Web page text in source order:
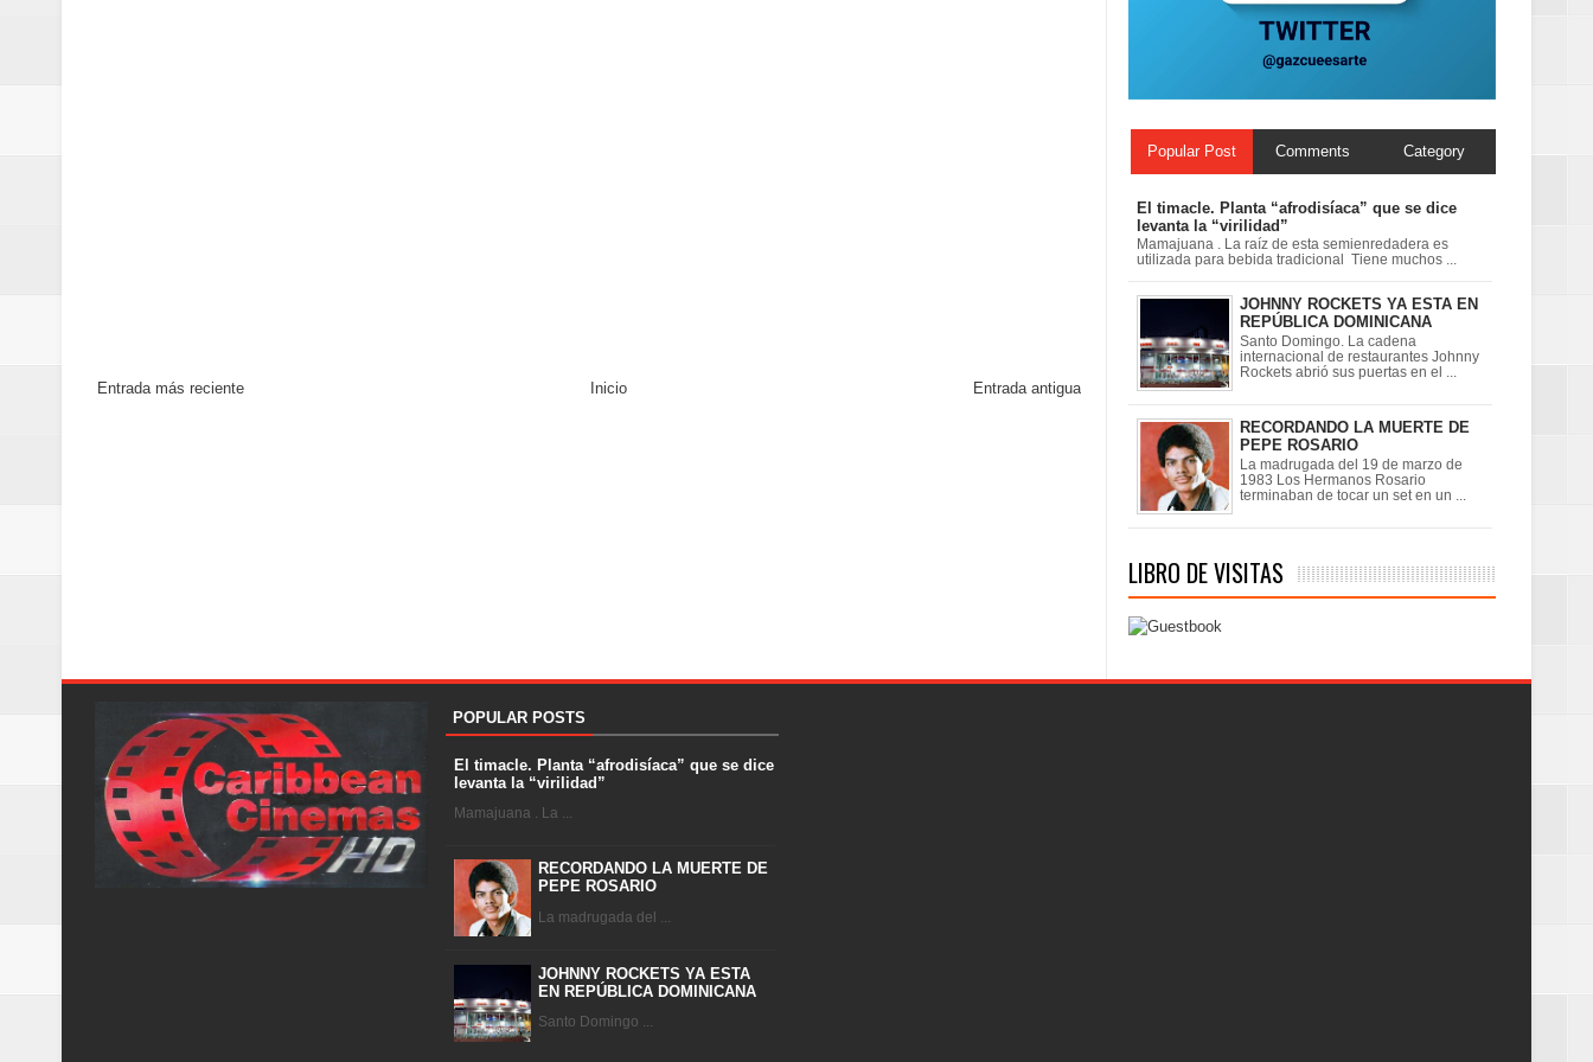
Entrada más reciente Entrada antigua
Inicio
Popular Post Comments Category
El timacle. Planta “afrodisíaca” que se dice
levanta la “virilidad”
Mamajuana . La raíz de esta semienredadera es
utilizada para bebida tradicional Tiene muchos ...
JOHNNY ROCKETS YA ESTA EN
REPÚBLICA DOMINICANA
Santo Domingo. La cadena
internacional de restaurantes Johnny
Rockets abrió sus puertas en el ...
RECORDANDO LA MUERTE DE
PEPE ROSARIO
La madrugada del 19 de marzo de
1983 Los Hermanos Rosario
terminaban de tocar un set en un ...
LIBRO DE VISITAS
POPULAR POSTS
El timacle. Planta “afrodisíaca” que se dice
levanta la “virilidad”
Mamajuana . La ...
RECORDANDO LA MUERTE DE
PEPE ROSARIO
La madrugada del ...
JOHNNY ROCKETS YA ESTA
EN REPÚBLICA DOMINICANA
Santo Domingo ...